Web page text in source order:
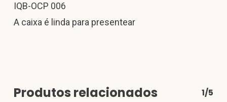
IQB-OCP 006
A caixa é linda para presentear
Produtos relacionados 1/5